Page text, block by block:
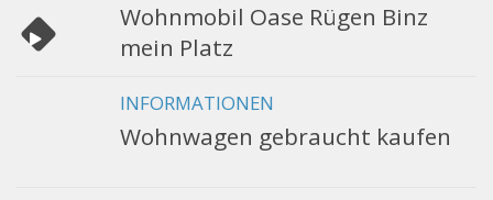
Wohnmobil Oase Rügen Binz
mein Platz
INFORMATIONEN
Wohnwagen gebraucht kaufen